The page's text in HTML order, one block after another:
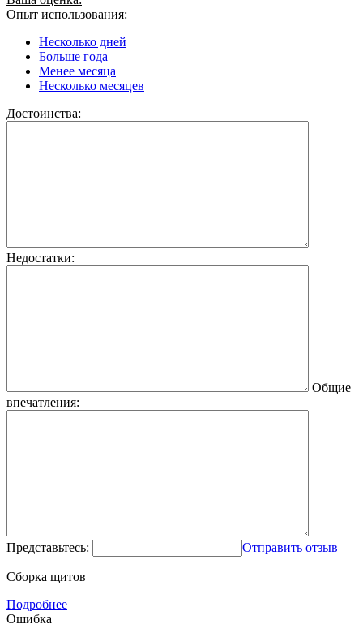
Опыт использования:
Несколько дней
Больше года
Менее месяца
Несколько месяцев
Достоинства:
Недостатки:
Общие
впечатления:
Представьтесь: Отправить отзыв
Сборка щитов
Подробнее
Ошибка